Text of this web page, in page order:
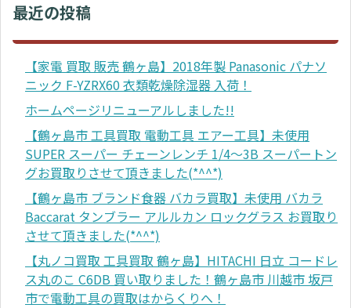
最近の投稿
【家電 買取 販売 鶴ヶ島】2018年製 Panasonic パナソ
ニック F-YZRX60 衣類乾燥除湿器 入荷！
ホームページリニューアルしました!!
【鶴ヶ島市 工具買取 電動工具 エアー工具】未使用
SUPER スーパー チェーンレンチ 1/4～3B スーパートン
グお買取りさせて頂きました(*^^*)
【鶴ヶ島市 ブランド食器 バカラ買取】未使用 バカラ
Baccarat タンブラー アルルカン ロックグラス お買取り
させて頂きました(*^^*)
【丸ノコ買取 工具買取 鶴ヶ島】HITACHI 日立 コードレ
ス丸のこ C6DB 買い取りました！鶴ヶ島市 川越市 坂戸
市で電動工具の買取はからくりへ！